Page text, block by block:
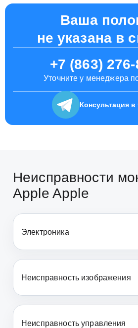
Ваша
не указана в
+7 (863)
Уточните у менеджера
Консультация в
Неисправности
Apple Apple
Электроника
Неисправность изображения
Неисправность управления